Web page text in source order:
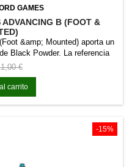
GAMES
B (FOOT &
&amp; Mounted) aporta un
Black Powder. La referencia
o personal de coordinación
para grupos de mando,
y colecciones temáticas.
€
carrito
-15%